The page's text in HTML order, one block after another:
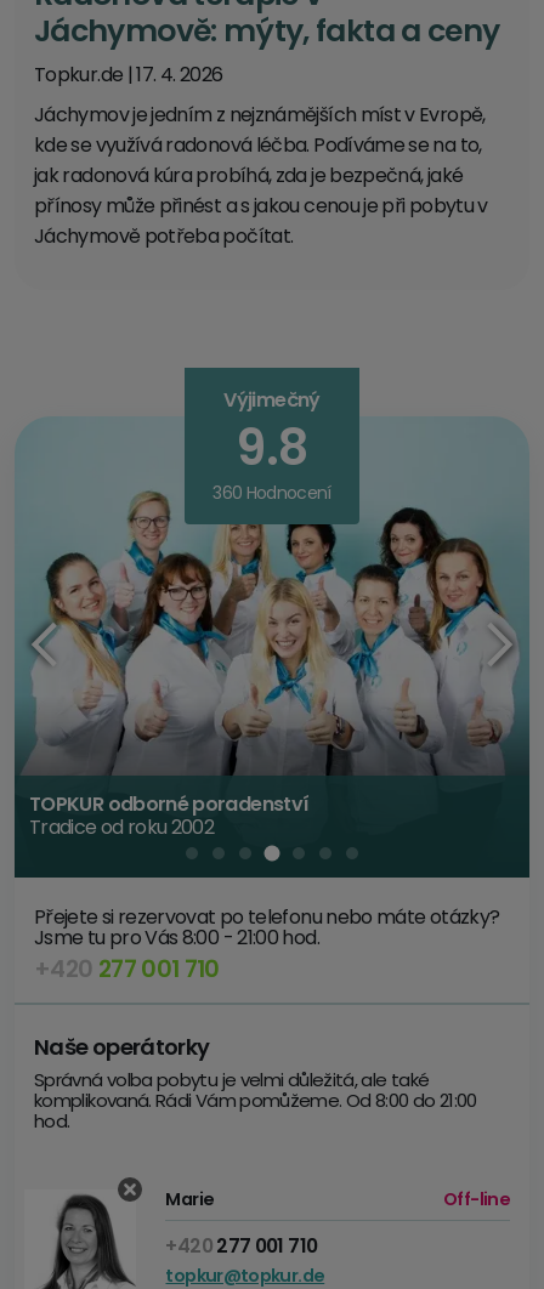
Jáchymově: mýty, fakta a ceny
Topkur.de |17. 4. 2026
Jáchymov je jedním z nejznámějších míst v Evropě,
kde se využívá radonová léčba. Podíváme se na to,
jak radonová kúra probíhá, zda je bezpečná, jaké
přínosy může přinést a s jakou cenou je při pobytu v
Jáchymově potřeba počítat.
Výjimečný
9.8
360 Hodnocení
TOPKUR odborné poradenství
Tradice od roku 2002
Přejete si rezervovat po telefonu nebo máte otázky?
Jsme tu pro Vás 8:00 - 21:00 hod.
+420 277 001 710
Naše operátorky
Správná volba pobytu je velmi důležitá, ale také
komplikovaná. Rádi Vám pomůžeme. Od 8:00 do 21:00
hod.
Marie Off-line
+420277 001 710
topkur@topkur.de